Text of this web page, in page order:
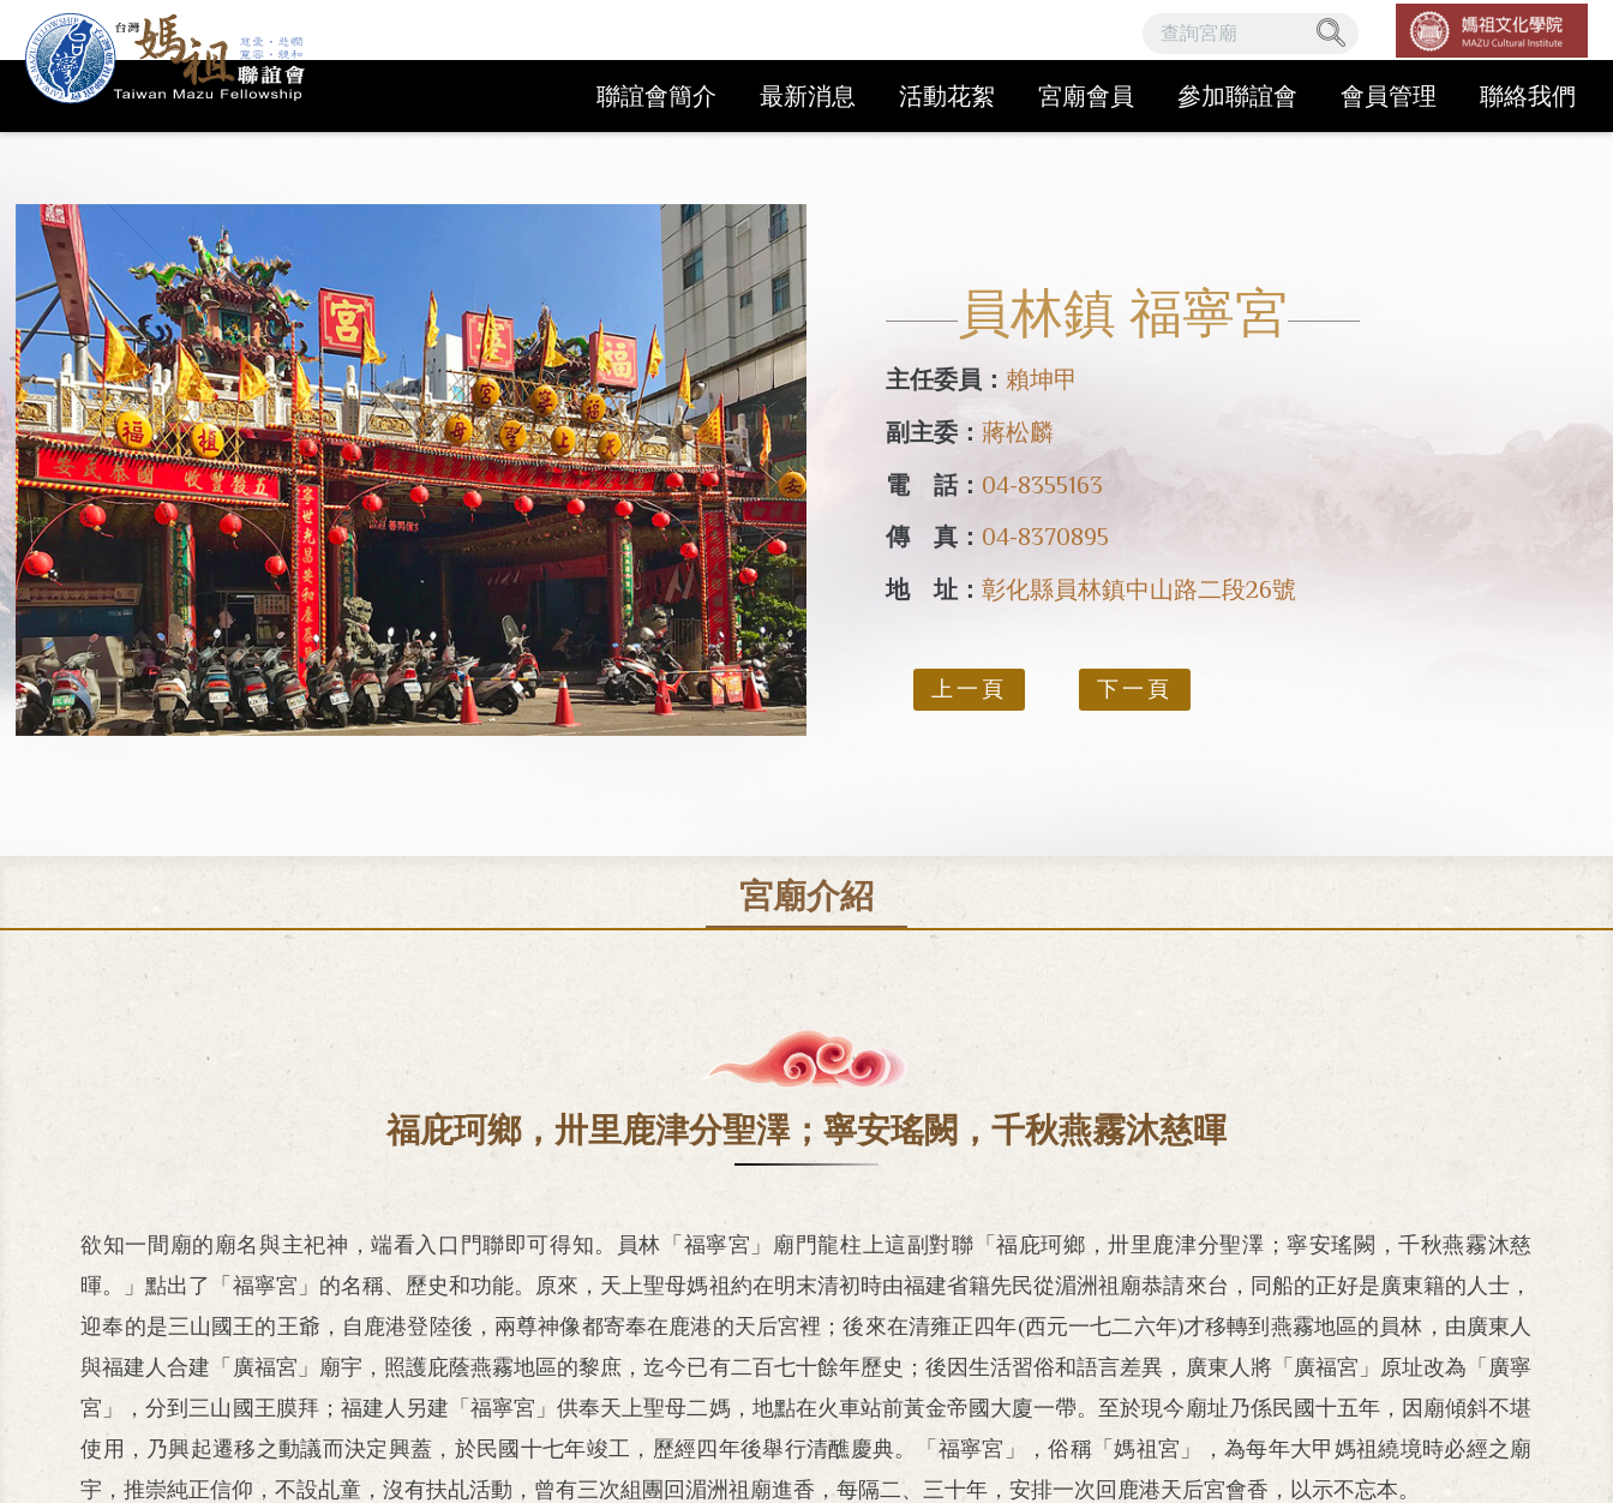
聯誼會簡介 最新消息 活動花絮 宮廟會員 參加聯誼會 會員管理 聯絡我們
員林鎮 福寧宮
主任委員： 賴坤甲
副主委： 蔣松麟
電 話： 04-8355163
傳 真： 04-8370895
地 址： 彰化縣員林鎮中山路二段26號
上一頁 下一頁
宮廟介紹
福庇珂鄉，卅里鹿津分聖澤；寧安瑤闕，千秋燕霧沐慈暉
欲知一間廟的廟名與主祀神，端看入口門聯即可得知。員林「福寧宮」廟門龍柱上這副對聯「福庇珂鄉，卅里鹿津分聖澤；寧安瑤闕，千秋燕霧沐慈
暉。」點出了「福寧宮」的名稱、歷史和功能。原來，天上聖母媽祖約在明末清初時由福建省籍先民從湄洲祖廟恭請來台，同船的正好是廣東籍的人士，
迎奉的是三山國王的王爺，自鹿港登陸後，兩尊神像都寄奉在鹿港的天后宮裡；後來在清雍正四年(西元一七二六年)才移轉到燕霧地區的員林，由廣東人
與福建人合建「廣福宮」廟宇，照護庇蔭燕霧地區的黎庶，迄今已有二百七十餘年歷史；後因生活習俗和語言差異，廣東人將「廣福宮」原址改為「廣寧
宮」，分到三山國王膜拜；福建人另建「福寧宮」供奉天上聖母二媽，地點在火車站前黃金帝國大廈一帶。至於現今廟址乃係民國十五年，因廟傾斜不堪
使用，乃興起遷移之動議而決定興蓋，於民國十七年竣工，歷經四年後舉行清醮慶典。「福寧宮」，俗稱「媽祖宮」，為每年大甲媽祖繞境時必經之廟
宇，推崇純正信仰，不設乩童，沒有扶乩活動，曾有三次組團回湄洲祖廟進香，每隔二、三十年，安排一次回鹿港天后宮會香，以示不忘本。